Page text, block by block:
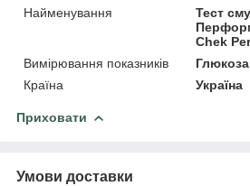
Найменування
Тест
Chek
Вимірювання показників
Глюкоза
Країна
Україна
Приховати
Умови доставки